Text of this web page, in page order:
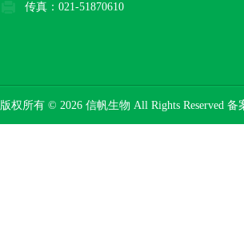
传真：021-51870610
版权所有 © 2026 信帆生物 All Rights Reserved 备